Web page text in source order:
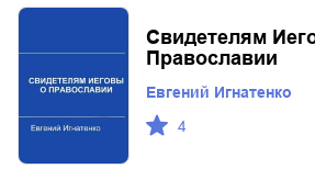
Свидетелям
Православии
Евгений Игнатенко
4